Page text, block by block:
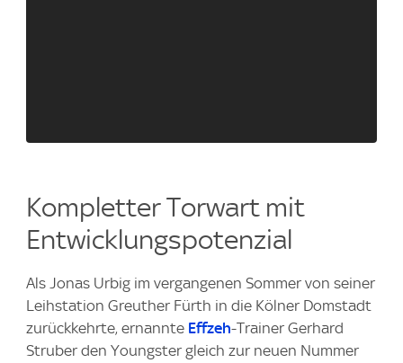
Kompletter Torwart mit
Entwicklungspotenzial
Als Jonas Urbig im vergangenen Sommer von seiner
Leihstation Greuther Fürth in die Kölner Domstadt
zurückkehrte, ernannte Effzeh-Trainer Gerhard
Struber den Youngster gleich zur neuen Nummer